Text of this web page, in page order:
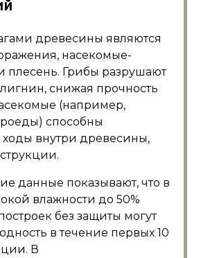
древесины являются
насекомые-
плесень. Грибы разрушают
снижая прочность
(например,
способны
ходы внутри древесины,
данные показывают, что в
влажности до 50%
без защиты могут
в течение первых 10
В